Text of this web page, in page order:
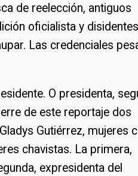
de reelección, antiguos
oficialista y
Las credenciales
O presidenta,
de este reportaje dos
Gutiérrez, mujeres
chavistas. La primera,
expresidenta del